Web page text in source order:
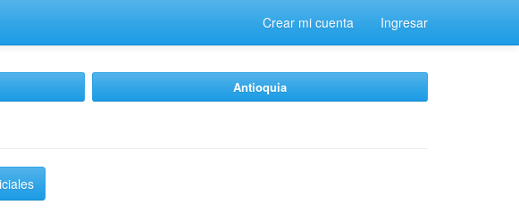
Crear mi cuenta Ingresar
Antioquia